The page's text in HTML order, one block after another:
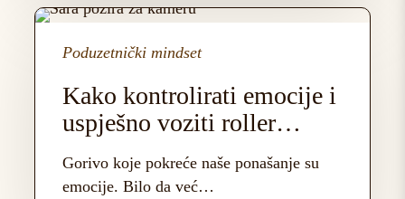
Kako
kontrolirati
voziti
roller
coaster
Poduzetnički mindset
Kako kontrolirati emocije i
uspješno voziti roller
coaster poduzetničke priče
Gorivo koje pokreće naše ponašanje su
emocije. Bilo da već…